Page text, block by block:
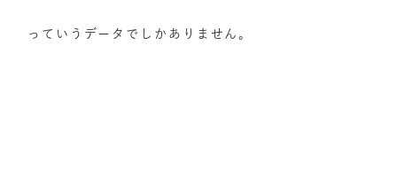
っていうデータでしかありません。